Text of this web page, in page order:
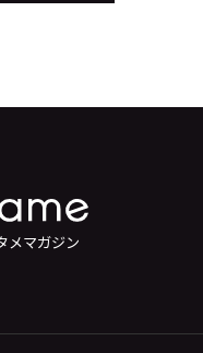
メマガジン